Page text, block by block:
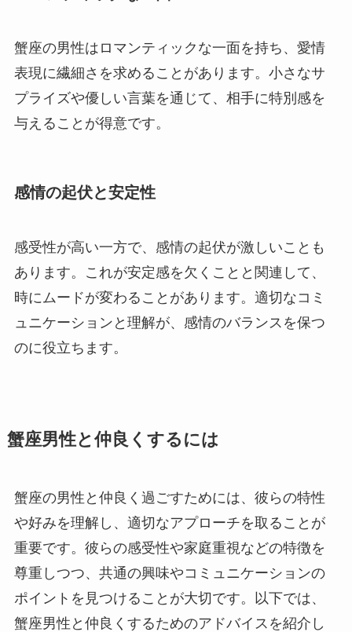
蟹座の男性はロマンティックな一面を持ち、愛情
表現に繊細さを求めることがあります。小さなサ
プライズや優しい言葉を通じて、相手に特別感を
与えることが得意です。
感情の起伏と安定性
感受性が高い一方で、感情の起伏が激しいことも
あります。これが安定感を欠くことと関連して、
時にムードが変わることがあります。適切なコミ
ュニケーションと理解が、感情のバランスを保つ
のに役立ちます。
蟹座男性と仲良くするには
蟹座の男性と仲良く過ごすためには、彼らの特性
や好みを理解し、適切なアプローチを取ることが
重要です。彼らの感受性や家庭重視などの特徴を
尊重しつつ、共通の興味やコミュニケーションの
ポイントを見つけることが大切です。以下では、
蟹座男性と仲良くするためのアドバイスを紹介し